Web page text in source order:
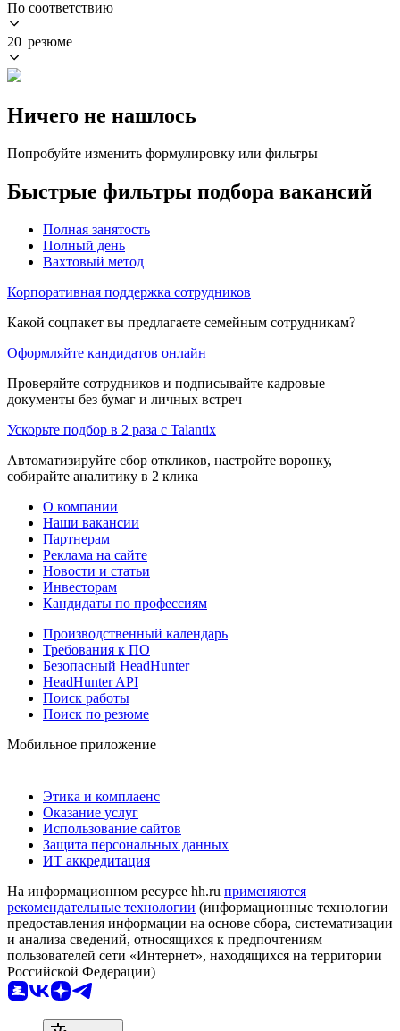
По соответствию
20 резюме
Ничего не нашлось
Попробуйте изменить формулировку или фильтры
Быстрые фильтры подбора вакансий
Полная занятость
Полный день
Вахтовый метод
Корпоративная поддержка сотрудников
Какой соцпакет вы предлагаете семейным сотрудникам?
Оформляйте кандидатов онлайн
Проверяйте сотрудников и подписывайте кадровые
документы без бумаг и личных встреч
Ускорьте подбор в 2 раза с Talantix
Автоматизируйте сбор откликов, настройте воронку,
собирайте аналитику в 2 клика
О компании
Наши вакансии
Партнерам
Реклама на сайте
Новости и статьи
Инвесторам
Кандидаты по профессиям
Производственный календарь
Требования к ПО
Безопасный HeadHunter
HeadHunter API
Поиск работы
Поиск по резюме
Мобильное приложение
Этика и комплаенс
Оказание услуг
Использование сайтов
Защита персональных данных
ИТ аккредитация
На информационном ресурсе hh.ru применяются
рекомендательные технологии (информационные технологии
предоставления информации на основе сбора, систематизации
и анализа сведений, относящихся к предпочтениям
пользователей сети «Интернет», находящихся на территории
Российской Федерации)